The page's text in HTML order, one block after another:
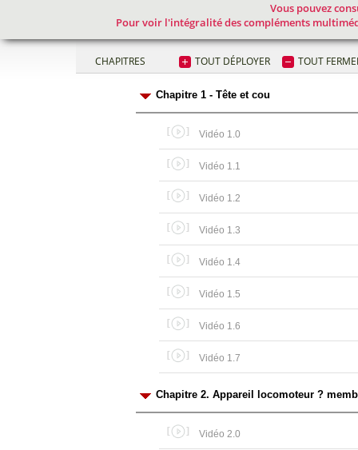
Vous pouvez
Pour voir l'intégralité des compléments
CHAPITRES TOUT DÉPLOYER TOUT
Chapitre 1 - Tête et cou
Vidéo 1.0
Vidéo 1.1
Vidéo 1.2
Vidéo 1.3
Vidéo 1.4
Vidéo 1.5
Vidéo 1.6
Vidéo 1.7
Chapitre 2. Appareil locomoteur ?
Vidéo 2.0